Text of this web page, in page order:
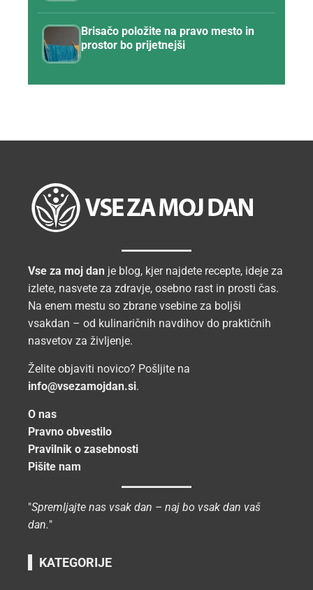
Brisačo položite na pravo mesto in
prostor bo prijetnejši
Vse za moj dan je blog, kjer najdete recepte, ideje za
izlete, nasvete za zdravje, osebno rast in prosti čas.
Na enem mestu so zbrane vsebine za boljši
vsakdan – od kulinaričnih navdihov do praktičnih
nasvetov za življenje.
Želite objaviti novico? Pošljite na
info@vsezamojdan.si.
O nas
Pravno obvestilo
Pravilnik o zasebnosti
Pišite nam
"Spremljajte nas vsak dan – naj bo vsak dan vaš
dan."
KATEGORIJE